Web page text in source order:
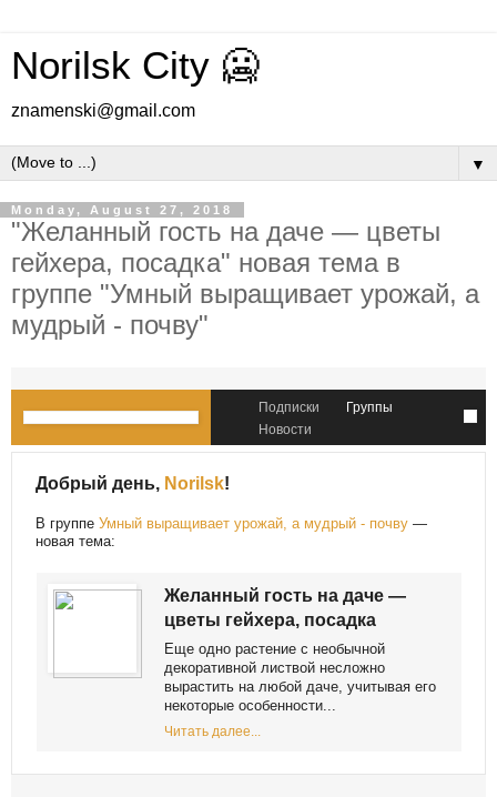
Norilsk City 🥶
znamenski@gmail.com
▼
Monday, August 27, 2018
"Желанный гость на даче — цветы
гейхера, посадка" новая тема в
группе "Умный выращивает урожай, а
мудрый - почву"
Подписки
Группы
Новости
Добрый день, Norilsk!
В группеУмный выращивает урожай, а мудрый - почву —
новая тема:
Желанный гость на даче —
цветы гейхера, посадка
Еще одно растение с необычной
декоративной листвой несложно
вырастить на любой даче, учитывая его
некоторые особенности...
Читать далее...